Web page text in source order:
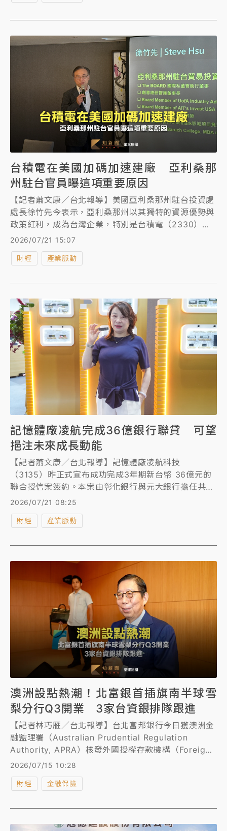
台積電在美國加碼加速建廠 亞利桑那
州駐台官員曝這項重要原因
【記者蕭文康／台北報導】美國亞利桑那州駐台投資處
處長徐竹先今表示，亞利桑那州以其獨特的資源優勢與
政策紅利，成為台灣企業，特別是台積電（2330）的
重要投資熱土。他分享亞利桑那州吸引台灣企業投資的
美國市場擴張的先機。 他也透露台積電近期再加碼投
拿回35%投資抵稅，台積電不是從成本考量而會從財務
面來加速建廠，台積電的大動作擴廠已吸引來自台灣逾
800家供應鏈的大筆投資，包括上月底雲豹能源大股東
在台積電美國廠旁投資8800萬美元獵地也備受注目。
2026/07/21 15:07
財經 產業脈動
記憶體廠凌航完成36億銀行聯貸 可望
挹注未來成長動能
【記者蕭文康／台北報導】記憶體廠凌航科技
（3135）昨正式宣布成功完成3年期新台幣 36億元的
聯合授信案簽約。本案由彰化銀行與元大銀行擔任共同
統籌主辦銀行，資金將全數用於充實中期營運暨購料週
轉金，為未來的營運大幅挹注成長動能。
2026/07/21 08:25
財經 產業脈動
澳洲設點熱潮！北富銀首插旗南半球雪
梨分行Q3開業 3家台資銀排隊跟進
【記者林巧雁／台北報導】台北富邦銀行今日獲澳洲金
融監理署（Australian Prudential Regulation
Authority, APRA）核發外國授權存款機構（Foreign
ADI）營業執照，澳洲雪梨分行預計將於今年第3季正
為拓展澳洲市場的重要里程碑，全球版圖更是延伸至南
2026/07/15 10:28
財經 金融保險